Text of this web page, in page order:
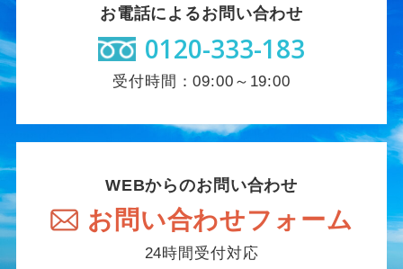
お電話によるお問い合わせ
0120-333-183
受付時間：09:00～19:00
WEBからのお問い合わせ
お問い合わせフォーム
24時間受付対応